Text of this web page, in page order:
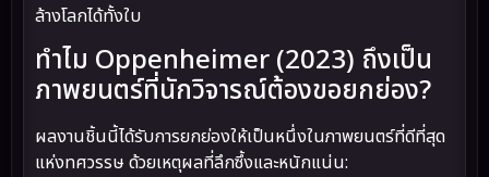
ล้างโลกได้ทั้งใบ
ทำไม Oppenheimer (2023) ถึงเป็น
ภาพยนตร์ที่นักวิจารณ์ต้องขอยกย่อง?
ผลงานชิ้นนี้ได้รับการยกย่องให้เป็นหนึ่งในภาพยนตร์ที่ดีที่สุด
แห่งทศวรรษ ด้วยเหตุผลที่ลึกซึ้งและหนักแน่น: